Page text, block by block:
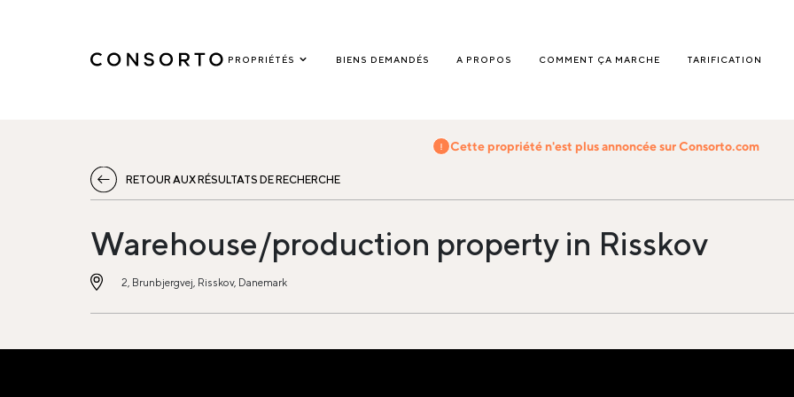
PROPRIÉTÉS BIENS DEMANDÉS A PROPOS COMMENT ÇA MARCHE TARIFICATION
Cette propriété n'est plus annoncée sur Consorto.com
RETOUR AUX RÉSULTATS DE RECHERCHE
Warehouse/production property in Risskov
2, Brunbjergvej, Risskov, Danemark